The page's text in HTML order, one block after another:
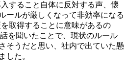
すること自体に反対する声、懐
ールが厳しくなって非効率になる
取得することに意味があるの
を聞いたことで、現状のルール
そうだと思い、社内で出ていた懸
した。